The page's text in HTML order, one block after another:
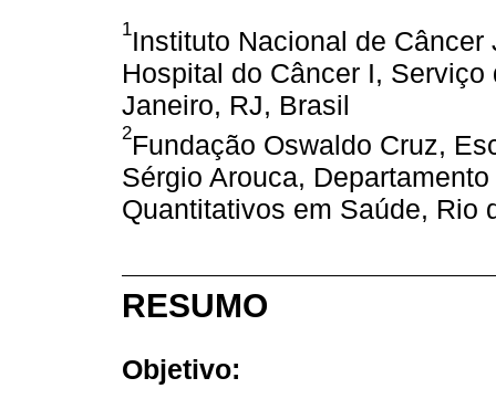
1Instituto Nacional de
Hospital do Câncer I,
Janeiro, RJ, Brasil
2Fundação Oswaldo Cruz,
Sérgio Arouca,
Quantitativos em Saúde, Rio
RESUMO
Objetivo: